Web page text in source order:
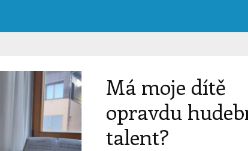
Má moje dítě
opravdu
talent?